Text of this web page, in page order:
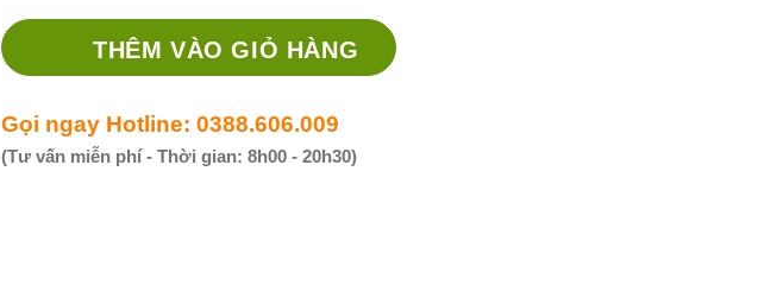
THÊM VÀO GIỎ HÀNG
Gọi ngay Hotline: 0388.606.009
(Tư vấn miễn phí - Thời gian: 8h00 - 20h30)